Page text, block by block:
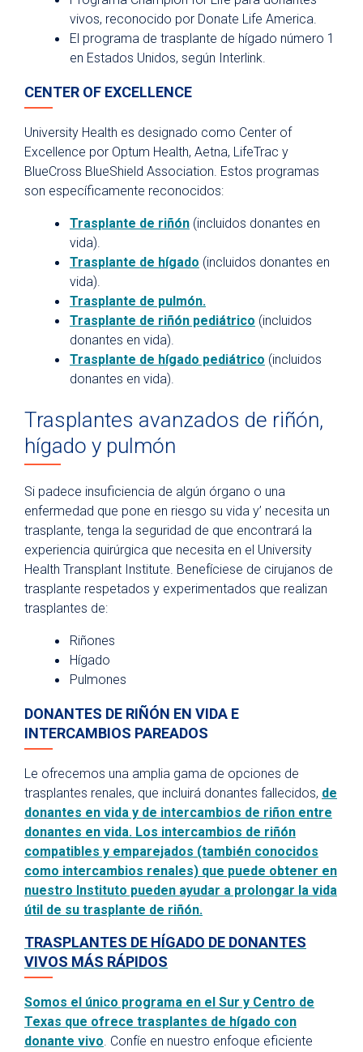
vivos, reconocido por Donate Life America.
El programa de trasplante de hígado número 1
en Estados Unidos, según Interlink.
CENTER OF EXCELLENCE
University Health es designado como Center of
Excellence por Optum Health, Aetna, LifeTrac y
BlueCross BlueShield Association. Estos programas
son específicamente reconocidos:
Trasplante de riñón (incluidos donantes en
vida).
Trasplante de hígado (incluidos donantes en
vida).
Trasplante de pulmón.
Trasplante de riñón pediátrico (incluidos
donantes en vida).
Trasplante de hígado pediátrico (incluidos
donantes en vida).
Trasplantes avanzados de riñón,
hígado y pulmón
Si padece insuficiencia de algún órgano o una
enfermedad que pone en riesgo su vida y’ necesita un
trasplante, tenga la seguridad de que encontrará la
experiencia quirúrgica que necesita en el University
Health Transplant Institute. Benefíciese de cirujanos de
trasplante respetados y experimentados que realizan
trasplantes de:
Riñones
Hígado
Pulmones
DONANTES DE RIÑÓN EN VIDA E
INTERCAMBIOS PAREADOS
Le ofrecemos una amplia gama de opciones de
trasplantes renales, que incluirá donantes fallecidos, de
donantes en vida y de intercambios de riñon entre
donantes en vida. Los intercambios de riñón
compatibles y emparejados (también conocidos
como intercambios renales) que puede obtener en
nuestro Instituto pueden ayudar a prolongar la vida
útil de su trasplante de riñón.
TRASPLANTES DE HÍGADO DE DONANTES
VIVOS MÁS RÁPIDOS
Somos el único programa en el Sur y Centro de
Texas que ofrece trasplantes de hígado con
donante vivo. Confíe en nuestro enfoque eficiente